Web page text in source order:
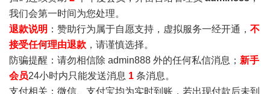
我们会第一时间为您处理。
退款说明 ：赞助行为属于自愿支持，虚拟服务一经开通， 不
接受任何理由退款 ，请谨慎选择。
防骗提醒：请勿相信除 admin888 外的任何私信消息； 新手
会员24小时内只能发送消息 1 条消息。
支付相关：微信、支付宝均为实时到账，若出现付款后未到